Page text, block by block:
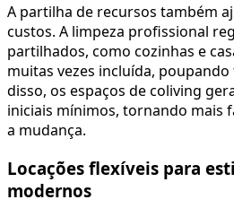
A partilha de recursos também
custos. A limpeza profissional
partilhados, como cozinhas e
muitas vezes incluída,
disso, os espaços de coliving
iniciais mínimos, tornando mais
a mudança.
Locações flexíveis para
modernos